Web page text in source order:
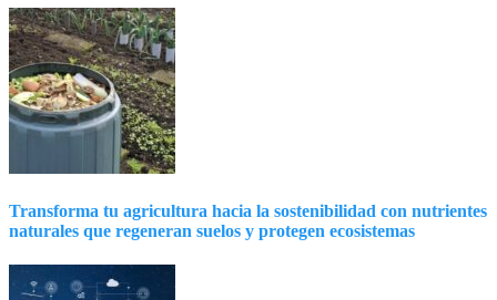
Transforma tu agricultura hacia la sostenibilidad con nutrientes
naturales que regeneran suelos y protegen ecosistemas